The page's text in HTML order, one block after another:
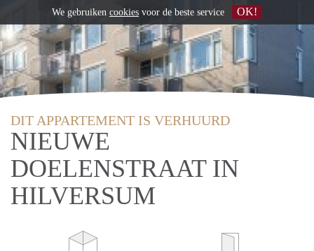
DIT APPARTEMENT IS VERHUURD
NIEUWE
DOELENSTRAAT IN
HILVERSUM
We gebruiken cookies voor de beste service OK!